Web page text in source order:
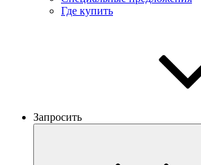
Где купить
Запросить